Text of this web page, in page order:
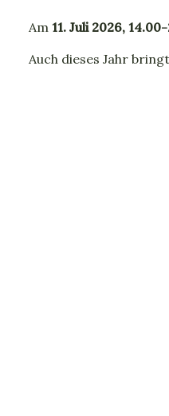
Am 11. Juli 2026,
Auch dieses Jahr